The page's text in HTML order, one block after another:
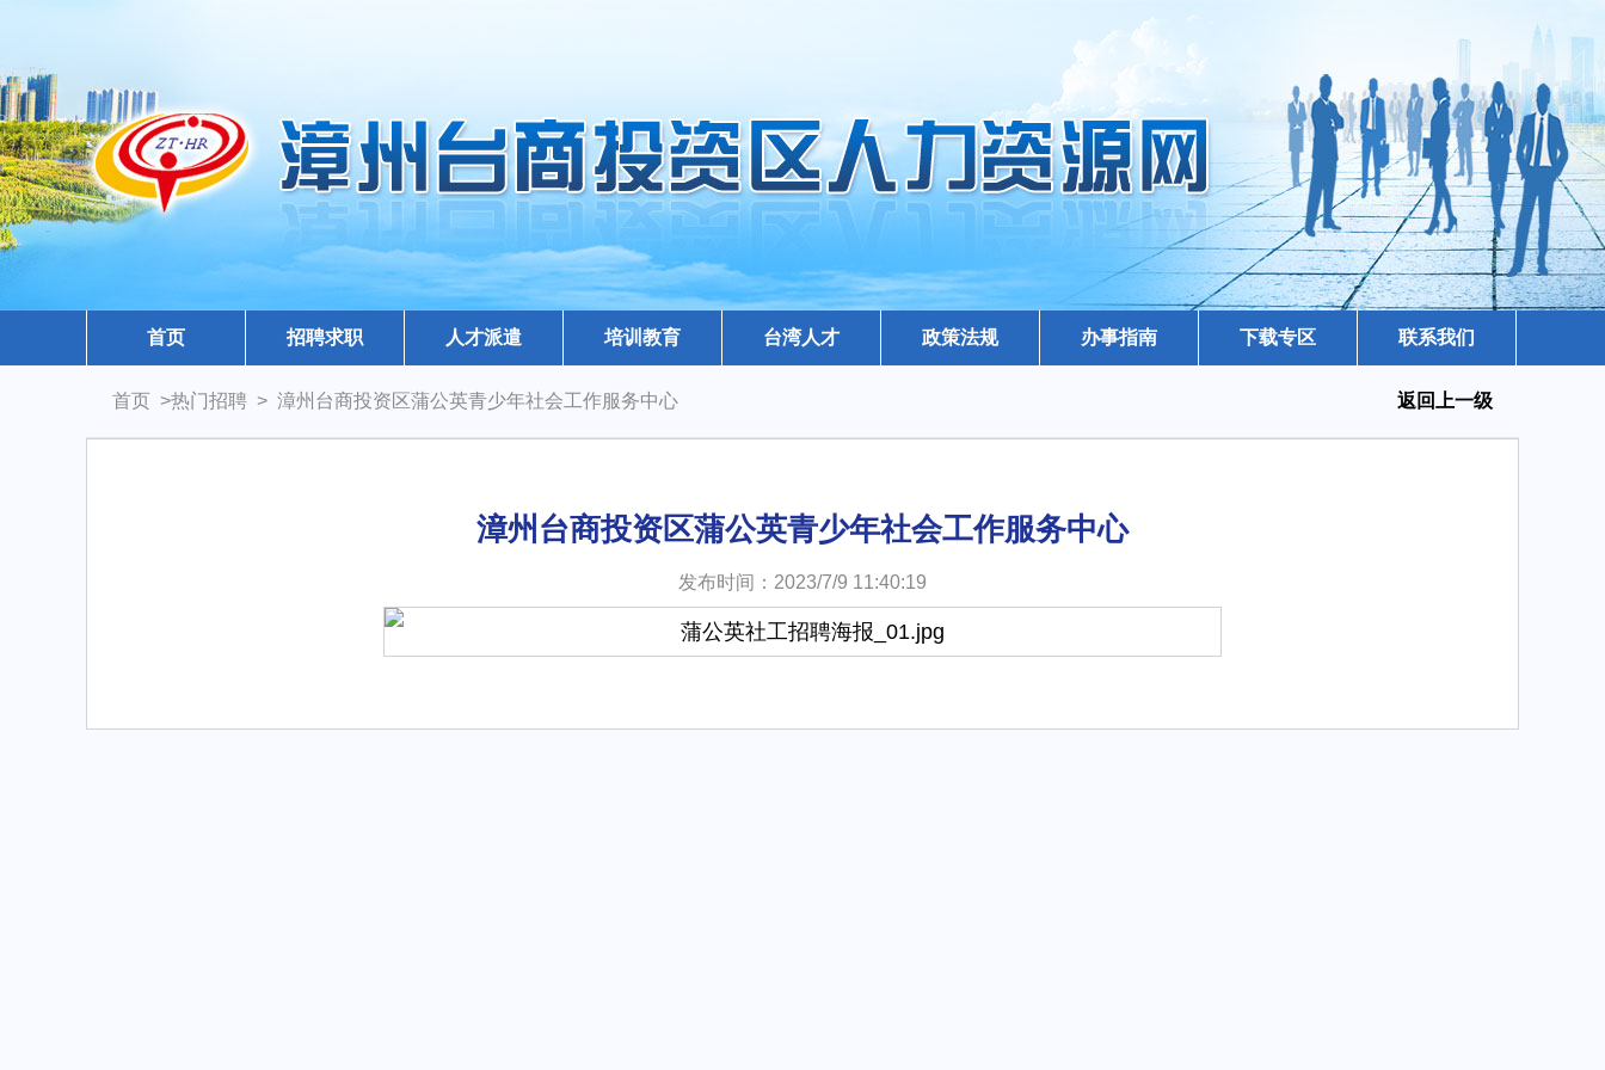
首页 招聘求职 人才派遣 培训教育 台湾人才 政策法规 办事指南 下载专区 联系我们
首页 >热门招聘 > 漳州台商投资区蒲公英青少年社会工作服务中心 返回上一级
漳州台商投资区蒲公英青少年社会工作服务中心
发布时间：2023/7/9 11:40:19